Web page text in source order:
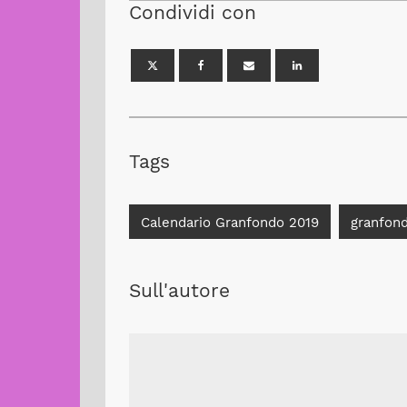
Condividi con
Tags
Calendario Granfondo 2019
Sull'autore